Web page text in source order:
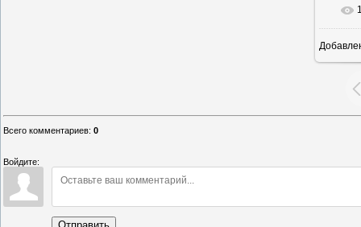
Всего комментариев: 0
Войдите: